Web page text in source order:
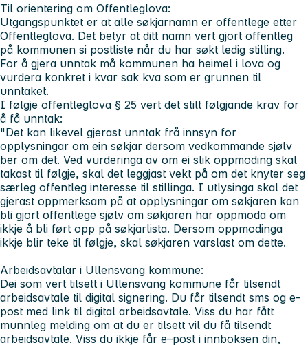
Til orientering om Offentleglova:
Utgangspunktet er at alle søkjarnamn er offentlege etter
Offentleglova. Det betyr at ditt namn vert gjort offentleg
på kommunen si postliste når du har søkt ledig stilling.
For å gjera unntak må kommunen ha heimel i lova og
vurdera konkret i kvar sak kva som er grunnen til
unntaket.
I følgje offentleglova § 25 vert det stilt følgjande krav for
å få unntak:
"Det kan likevel gjerast unntak frå innsyn for
opplysningar om ein søkjar dersom vedkommande sjølv
ber om det. Ved vurderinga av om ei slik oppmoding skal
takast til følgje, skal det leggjast vekt på om det knyter seg
særleg offentleg interesse til stillinga. I utlysinga skal det
gjerast oppmerksam på at opplysningar om søkjaren kan
bli gjort offentlege sjølv om søkjaren har oppmoda om
ikkje å bli ført opp på søkjarlista. Dersom oppmodinga
ikkje blir teke til følgje, skal søkjaren varslast om dette.
Arbeidsavtalar i Ullensvang kommune:
Dei som vert tilsett i Ullensvang kommune får tilsendt
arbeidsavtale til digital signering. Du får tilsendt sms og e-
post med link til digital arbeidsavtale. Viss du har fått
munnleg melding om at du er tilsett vil du få tilsendt
arbeidsavtale. Viss du ikkje får e–post i innboksen din,